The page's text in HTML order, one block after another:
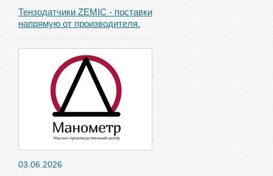
Тензодатчики ZEMIC - поставки
напрямую от производителя.
03.06.2026